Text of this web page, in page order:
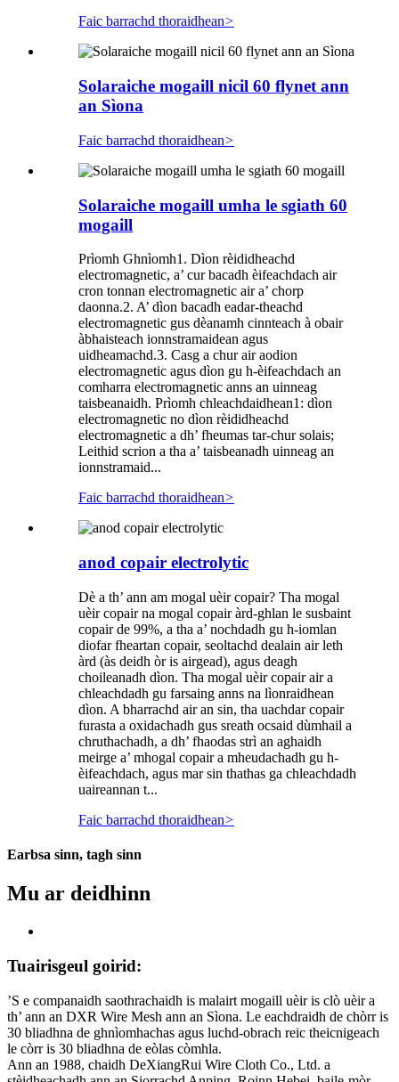
Faic barrachd thoraidhean>
Solaraiche mogaill nicil 60 flynet ann
an Sìona
Faic barrachd thoraidhean>
Solaraiche mogaill umha le sgiath 60
mogaill
Prìomh Ghnìomh1. Dìon rèididheachd
electromagnetic, a’ cur bacadh èifeachdach air
cron tonnan electromagnetic air a’ chorp
daonna.2. A’ dìon bacadh eadar-theachd
electromagnetic gus dèanamh cinnteach à obair
àbhaisteach ionnstramaidean agus
uidheamachd.3. Casg a chur air aodion
electromagnetic agus dìon gu h-èifeachdach an
comharra electromagnetic anns an uinneag
taisbeanaidh. Prìomh chleachdaidhean1: dìon
electromagnetic no dìon rèididheachd
electromagnetic a dh’ fheumas tar-chur solais;
Leithid scrion a tha a’ taisbeanadh uinneag an
ionnstramaid...
Faic barrachd thoraidhean>
anod copair electrolytic
Dè a th’ ann am mogal uèir copair? Tha mogal
uèir copair na mogal copair àrd-ghlan le susbaint
copair de 99%, a tha a’ nochdadh gu h-iomlan
diofar fheartan copair, seoltachd dealain air leth
àrd (às deidh òr is airgead), agus deagh
choileanadh dìon. Tha mogal uèir copair air a
chleachdadh gu farsaing anns na lìonraidhean
dìon. A bharrachd air an sin, tha uachdar copair
furasta a oxidachadh gus sreath ocsaid dùmhail a
chruthachadh, a dh’ fhaodas strì an aghaidh
meirge a’ mhogal copair a mheudachadh gu h-
èifeachdach, agus mar sin thathas ga chleachdadh
uaireannan t...
Faic barrachd thoraidhean>
Earbsa sinn, tagh sinn
Mu ar deidhinn
Tuairisgeul goirid:
’S e companaidh saothrachaidh is malairt mogaill uèir is clò uèir a
th’ ann an DXR Wire Mesh ann an Sìona. Le eachdraidh de chòrr is
30 bliadhna de ghnìomhachas agus luchd-obrach reic theicnigeach
le còrr is 30 bliadhna de eòlas còmhla.
Ann an 1988, chaidh DeXiangRui Wire Cloth Co., Ltd. a